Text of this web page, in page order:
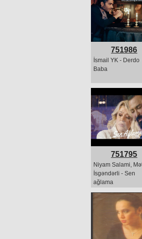
751986
İsmail YK - Derdo
Baba
751795
Niyam Salami,
İsgəndərli - Sen
ağlama